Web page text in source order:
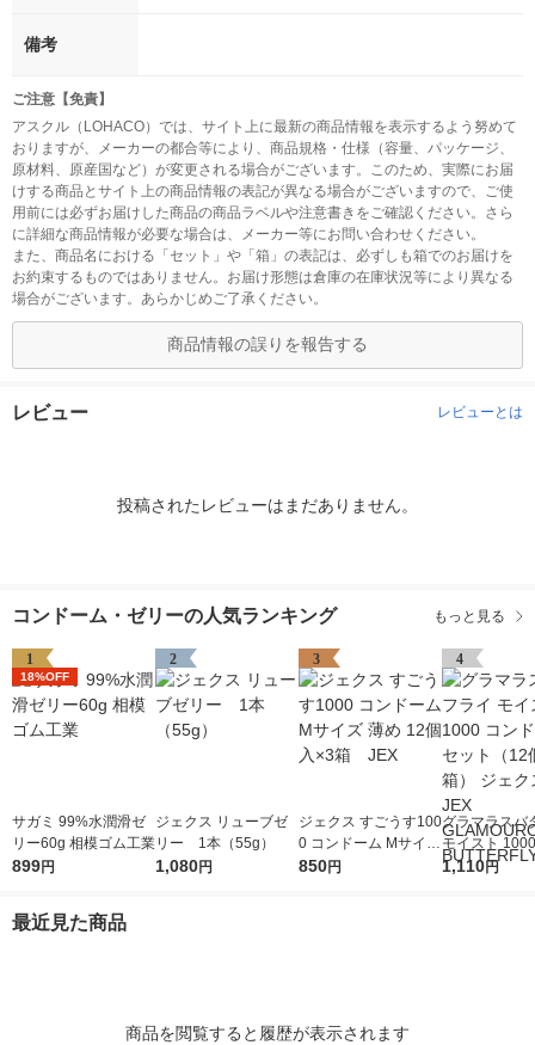
備考
ご注意【免責】
アスクル（LOHACO）では、サイト上に最新の商品情報を表示するよう努めて
おりますが、メーカーの都合等により、商品規格・仕様（容量、パッケージ、
原材料、原産国など）が変更される場合がございます。このため、実際にお届
けする商品とサイト上の商品情報の表記が異なる場合がございますので、ご使
用前には必ずお届けした商品の商品ラベルや注意書きをご確認ください。さら
に詳細な商品情報が必要な場合は、メーカー等にお問い合わせください。
また、商品名における「セット」や「箱」の表記は、必ずしも箱でのお届けを
お約束するものではありません。お届け形態は倉庫の在庫状況等により異なる
場合がございます。あらかじめご了承ください。
商品情報の誤りを報告する
レビュー レビューとは
投稿されたレビューはまだありません。
コンドーム・ゼリーの人気ランキング もっと見る
1
18%OFF
サガミ 99%水潤滑ゼ
リー60g 相模ゴム工業
899円
2
ジェクス リューブゼ
リー 1本（55g）
1,080円
3
ジェクス すごうす100
0 コンドーム Mサイズ
薄め 12個入×3箱 JE
850円
4
グラマラスバ
モイスト
ーム 1セット
1,110円
最近見た商品
商品を閲覧すると履歴が表示されます